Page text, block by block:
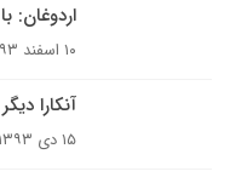
اردوغان:
۱۰ اسفند ۱۳۹۳
آنکارا
۱۵ دی ۱۳۹۳